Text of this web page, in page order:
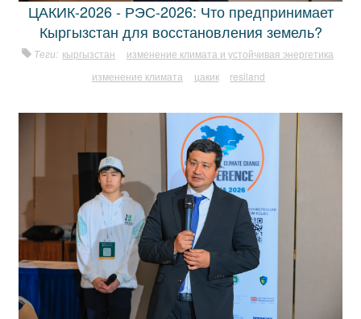
ЦАКИК-2026 - РЭС-2026: Что предпринимает
Кыргызстан для восстановления земель?
Теги: кыргызстан
изменение климата и устойчивая энергетика
изменение климата
цакик resiland